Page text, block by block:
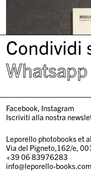
Condividi
Whatsapp
Facebook Instagram
Iscriviti alla nostra
Leporello photobooks et
Via del Pigneto,162/e,
+39 06 83976283
info@leporello-books.com